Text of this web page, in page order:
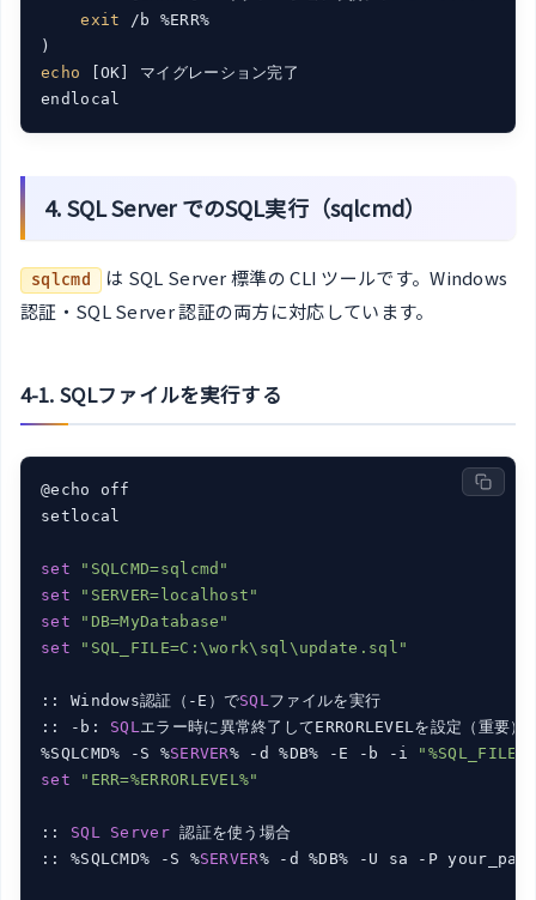
exit /b %ERR%
echo [OK] マイグレーション完了
4. SQL Server でのSQL実行（sqlcmd）
sqlcmd
は SQL Server 標準の CLI ツールです。Windows
認証・SQL Server 認証の両方に対応しています。
4-1. SQLファイルを実行する
@echo off
setlocal
set
"SQLCMD=sqlcmd"
set
"SERVER=localhost"
set
"DB=MyDatabase"
set
"SQL_FILE=C:\work\sql\update.sql"
:: Windows認証（-E）でSQL ファイルを実行
:: -b: SQL エラー時に異常終了してERRORLEVELを設定（重要）
%SQLCMD% -S %SERVER% -d %DB% -E -b -i
set
"ERR=%ERRORLEVEL%"
:: SQL Server 認証を使う場合
:: %SQLCMD% -S %SERVER% -d %DB% -U sa -P